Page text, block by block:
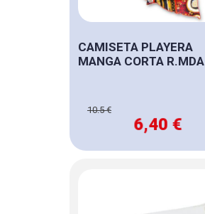
CAMISETA PLAYERA
MANGA CORTA R.MDA
10.5 €
6,40 €